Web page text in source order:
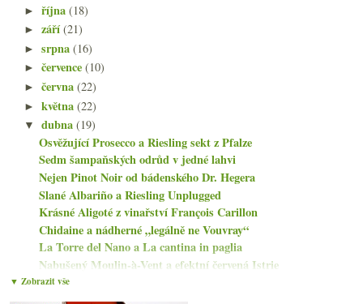
►října(18)
►září(21)
►srpna(16)
►července(10)
►června(22)
►května(22)
▼dubna(19)
Osvěžující Prosecco a Riesling sekt z Pfalze
Sedm šampaňských odrůd v jedné lahvi
Nejen Pinot Noir od bádenského Dr. Hegera
Slané Albariño a Riesling Unplugged
Krásné Aligoté z vinařství François Carillon
Chidaine a nádherné „legálně ne Vouvray“
La Torre del Nano a La cantina in paglia
Nabušený Moulin-à-Vent a efektní červená Istrie
Muchada-Léclapart a odlišný pohled na Jerez
Lahve lehčí, plastové a Richard Geoffroy v Itálii
▼ Zobrazit vše